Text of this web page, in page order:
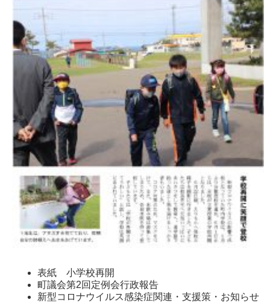
表紙 小学校再開
町議会第2回定例会行政報告
新型コロナウイルス感染症関連・支援策・お知らせ